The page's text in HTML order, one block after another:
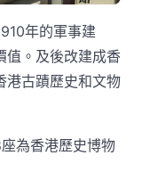
年的軍事建
值。及後改建成香
港古蹟歷史和文物
為香港歷史博物